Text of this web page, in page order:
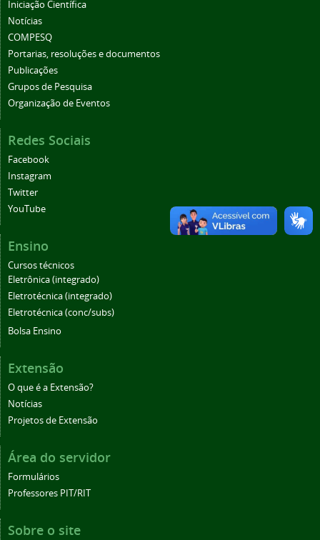
Iniciação Científica
Notícias
COMPESQ
Portarias, resoluções e documentos
Publicações
Grupos de Pesquisa
Organização de Eventos
Redes Sociais
Facebook
Instagram
Twitter
YouTube
Ensino
Cursos técnicos
Eletrônica (integrado)
Eletrotécnica (integrado)
Eletrotécnica (conc/subs)
Bolsa Ensino
Extensão
O que é a Extensão?
Notícias
Projetos de Extensão
Área do servidor
Formulários
Professores PIT/RIT
Sobre o site